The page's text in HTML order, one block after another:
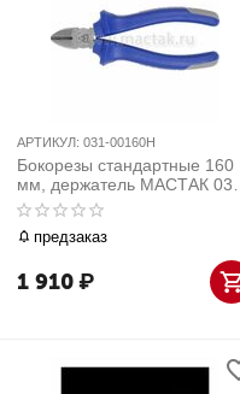
АРТИКУЛ: 031-00160H
Бокорезы стандартные 160
мм, держатель МАСТАК 031-
00160H
предзаказ
1 910₽